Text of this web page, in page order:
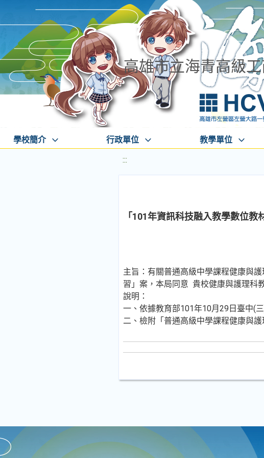
高雄市立海青高級
學校簡介 行政單位 教學單位
:::
「101年資訊科技融入教學數位
主旨：有關普通高級中學課程健康與
習」案，本局同意 貴校健康與護理科
說明：
一、依據教育部101年10月29日臺中(
二、檢附「普通高級中學課程健康與